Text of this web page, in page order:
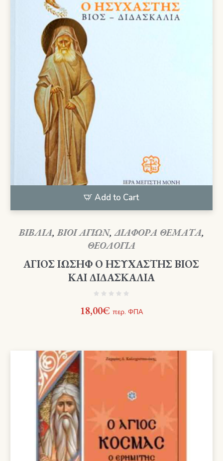
Add to Cart
ΒΙΒΛΙΑ,ΒΙΟΙ ΑΓΙΩΝ,ΔΙΑΦΟΡΑ ΘΕΜΑΤΑ,
ΘΕΟΛΟΓΙΑ
ΑΓΙΟΣ ΙΩΣΗΦ Ο ΗΣΥΧΑΣΤΗΣ ΒΙΟΣ
ΚΑΙ ΔΙΔΑΣΚΑΛΙΑ
18,00€ περ. ΦΠΑ